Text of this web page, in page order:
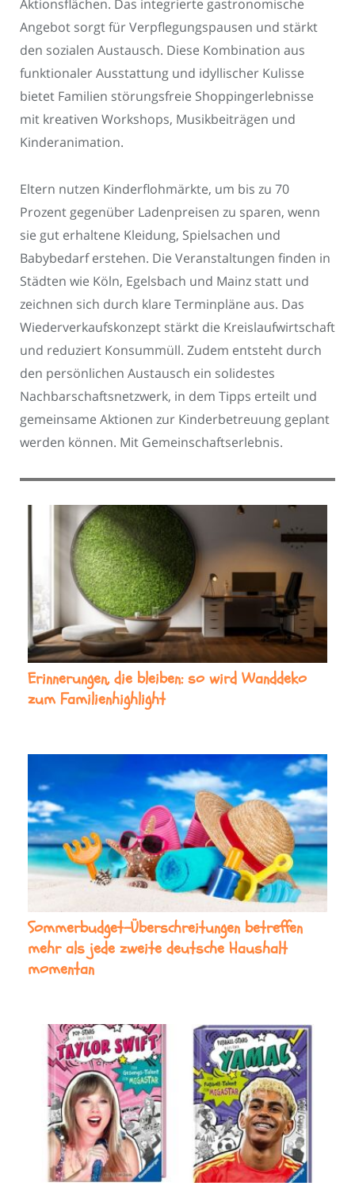
Aktionsflächen. Das integrierte gastronomische
Angebot sorgt für Verpflegungspausen und stärkt
den sozialen Austausch. Diese Kombination aus
funktionaler Ausstattung und idyllischer Kulisse
bietet Familien störungsfreie Shoppingerlebnisse
mit kreativen Workshops, Musikbeiträgen und
Kinderanimation.
Eltern nutzen Kinderflohmärkte, um bis zu 70
Prozent gegenüber Ladenpreisen zu sparen, wenn
sie gut erhaltene Kleidung, Spielsachen und
Babybedarf erstehen. Die Veranstaltungen finden in
Städten wie Köln, Egelsbach und Mainz statt und
zeichnen sich durch klare Terminpläne aus. Das
Wiederverkaufskonzept stärkt die Kreislaufwirtschaft
und reduziert Konsummüll. Zudem entsteht durch
den persönlichen Austausch ein solidestes
Nachbarschaftsnetzwerk, in dem Tipps erteilt und
gemeinsame Aktionen zur Kinderbetreuung geplant
werden können. Mit Gemeinschaftserlebnis.
Erinnerungen, die bleiben: so wird Wanddeko
zum Familienhighlight
Sommerbudget-Überschreitungen betreffen
mehr als jede zweite deutsche Haushalt
momentan